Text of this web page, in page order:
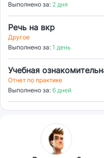
Выполнено за: 2 дня
Речь на вкр
Другое
Выполнено за: 1 день
Учебная
Отчет по практике
Выполнено за: 6 дней